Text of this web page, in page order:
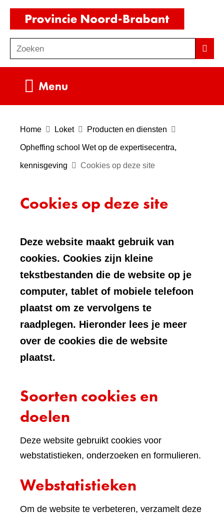
Ga
de
inhoud
o
e
Zoeken
Menu
Home Loket Producten en diensten
Opheffing school Wet op de expertisecentra,
kennisgeving Cookies op deze site
Cookies op deze site
Deze website maakt gebruik van
cookies. Cookies zijn kleine
tekstbestanden die de website op je
computer, tablet of mobiele telefoon
plaatst om ze vervolgens te
raadplegen. Hieronder lees je meer
over de cookies die de website
plaatst.
Soorten cookies en
doelen
Deze website gebruikt cookies voor
webstatistieken, onderzoeken en formulieren.
Webstatistieken
Om de website te verbeteren, verzamelt deze